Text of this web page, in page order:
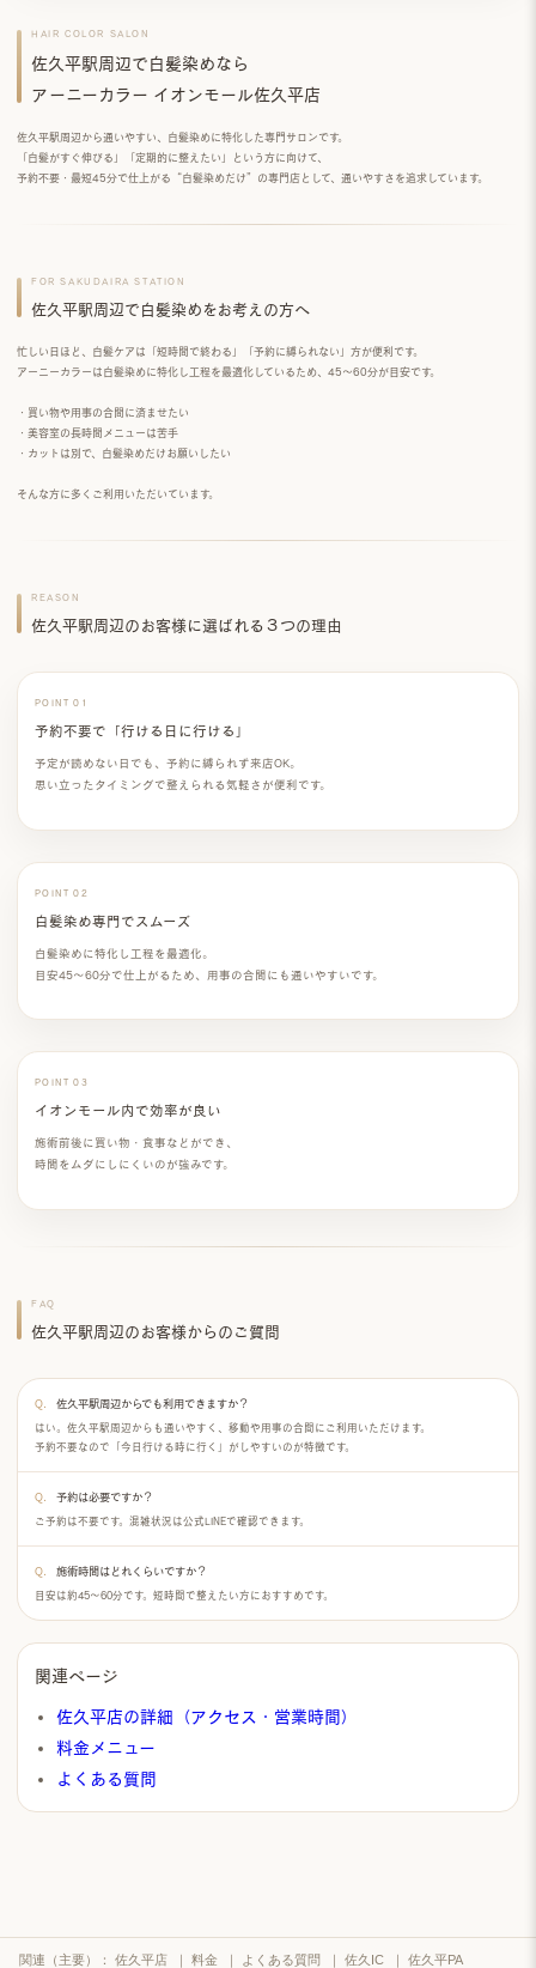
HAIR COLOR SALON
佐久平駅周辺で白髪染めなら
アーニーカラー イオンモール佐久平店
佐久平駅周辺から通いやすい、 白髪染めに特化した専門サロン です。
「白髪がすぐ伸びる」「定期的に整えたい」という方に向けて、
予約不要・最短45分で仕上がる“白髪染めだけ”の専門店として、通いやすさを追求しています。
FOR SAKUDAIRA STATION
佐久平駅周辺で白髪染めをお考えの方へ
忙しい日ほど、白髪ケアは「短時間で終わる」「予約に縛られない」方が便利です。
アーニーカラーは白髪染めに特化し工程を最適化しているため、 45〜60分が目安です。
・買い物や用事の合間に済ませたい
・美容室の長時間メニューは苦手
・カットは別で、白髪染めだけお願いしたい
そんな方に多くご利用いただいています。
REASON
佐久平駅周辺のお客様に選ばれる３つの理由
POINT 01
予約不要で「行ける日に行ける」
予定が読めない日でも、予約に縛られず来店OK。
思い立ったタイミングで整えられる気軽さが便利です。
POINT 02
白髪染め専門でスムーズ
白髪染めに特化し工程を最適化。
目安45〜60分 で仕上がるため、用事の合間にも通いやすいです。
POINT 03
イオンモール内で効率が良い
施術前後に買い物・食事などができ、
時間をムダにしにくいのが強みです。
FAQ
佐久平駅周辺のお客様からのご質問
佐久平駅周辺からでも利用できますか？
はい。佐久平駅周辺からも通いやすく、移動や用事の合間にご利用いただけます。
予約不要なので「今日行ける時に行く」がしやすいのが特徴です。
予約は必要ですか？
ご予約は不要です。混雑状況は公式LINEで確認できます。
施術時間はどれくらいですか？
目安は約45〜60分 です。短時間で整えたい方におすすめです。
関連ページ
佐久平店の詳細（アクセス・営業時間）
料金メニュー
よくある質問
関連（主要）： 佐久平店 ｜ 料金 ｜ よくある質問 ｜ 佐久IC ｜ 佐久平PA